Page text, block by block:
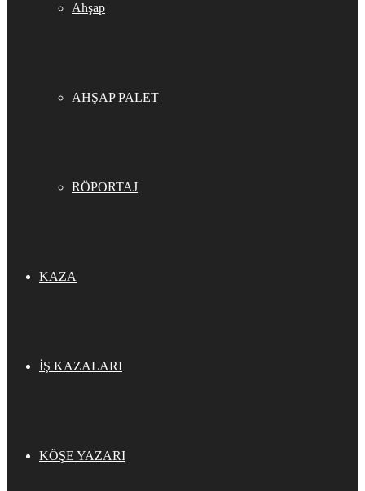
Ahşap
AHŞAP PALET
RÖPORTAJ
KAZA
İŞ KAZALARI
KÖŞE YAZARI